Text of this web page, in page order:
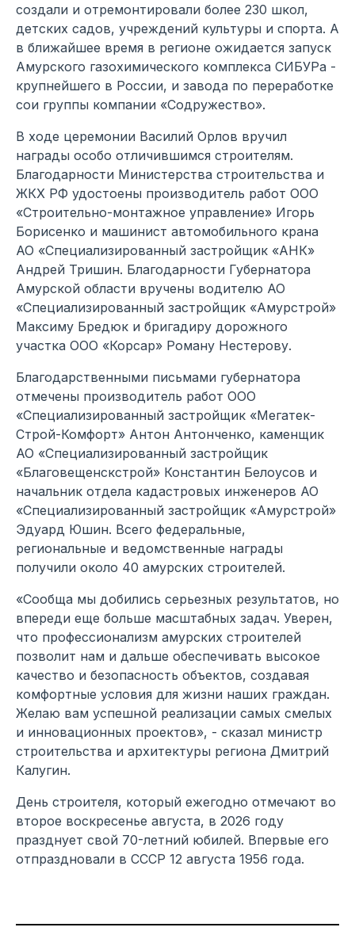
создали и отремонтировали более 230 школ,
детских садов, учреждений культуры и спорта. А
в ближайшее время в регионе ожидается запуск
Амурского газохимического комплекса СИБУРа -
крупнейшего в России, и завода по переработке
сои группы компании «Содружество».
В ходе церемонии Василий Орлов вручил
награды особо отличившимся строителям.
Благодарности Министерства строительства и
ЖКХ РФ удостоены производитель работ ООО
«Строительно-монтажное управление» Игорь
Борисенко и машинист автомобильного крана
АО «Специализированный застройщик «АНК»
Андрей Тришин. Благодарности Губернатора
Амурской области вручены водителю АО
«Специализированный застройщик «Амурстрой»
Максиму Бредюк и бригадиру дорожного
участка ООО «Корсар» Роману Нестерову.
Благодарственными письмами губернатора
отмечены производитель работ ООО
«Специализированный застройщик «Мегатек-
Строй-Комфорт» Антон Антонченко, каменщик
АО «Специализированный застройщик
«Благовещенскстрой» Константин Белоусов и
начальник отдела кадастровых инженеров АО
«Специализированный застройщик «Амурстрой»
Эдуард Юшин. Всего федеральные,
региональные и ведомственные награды
получили около 40 амурских строителей.
«Сообща мы добились серьезных результатов, но
впереди еще больше масштабных задач. Уверен,
что профессионализм амурских строителей
позволит нам и дальше обеспечивать высокое
качество и безопасность объектов, создавая
комфортные условия для жизни наших граждан.
Желаю вам успешной реализации самых смелых
и инновационных проектов», - сказал министр
строительства и архитектуры региона Дмитрий
Калугин.
День строителя, который ежегодно отмечают во
второе воскресенье августа, в 2026 году
празднует свой 70-летний юбилей. Впервые его
отпраздновали в СССР 12 августа 1956 года.